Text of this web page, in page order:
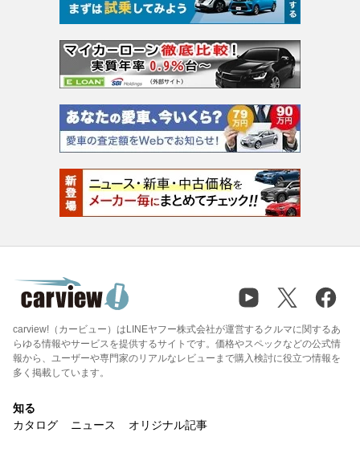
carview!（カービュー）はLINEヤフー株式会社が運営するクルマに関するあ
らゆる情報やサービスを提供するサイトです。価格やスペックなどの公式情
報から、ユーザーや専門家のリアルなレビューまで購入検討に役立つ情報を
多く掲載しています。
知る
カタログ
ニュース オリジナル記事